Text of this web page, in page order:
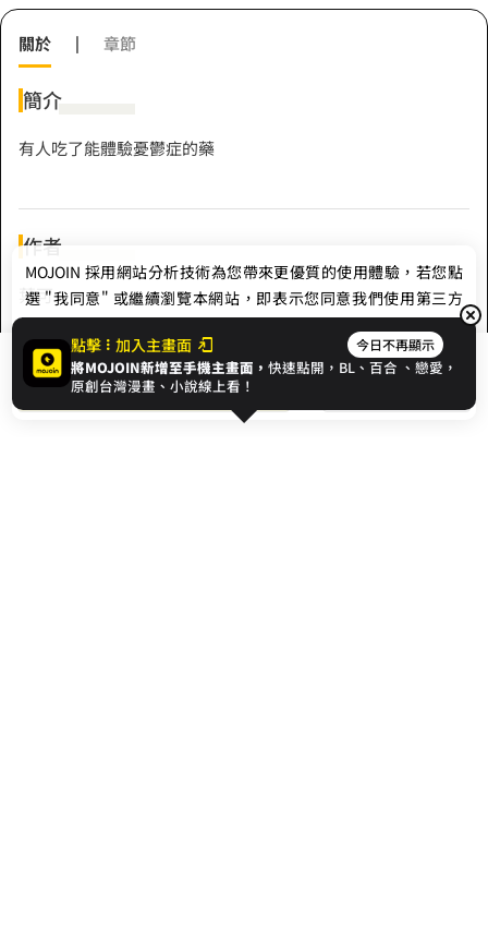
開始閱讀
關於 | 章節
簡介
有人吃了能體驗憂鬱症的藥
作者
葉可
Hashtag
點擊 加入主畫面 今日不再顯示
將MOJOIN新增至手機主畫面，快速點開，BL、百合 、戀愛，
原創台灣漫畫、小說線上看！
MOJOIN 採用網站分析技術為您帶來更優質的使用體驗，若您點
選 "我同意" 或繼續瀏覽本網站，即表示您同意我們使用第三方
Cookie，欲瞭解更多資訊請見隱私權政策。
我同意